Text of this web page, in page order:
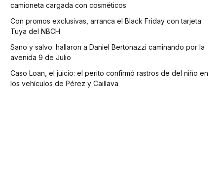
camioneta cargada con cosméticos
Con promos exclusivas, arranca el Black Friday con tarjeta
Tuya del NBCH
Sano y salvo: hallaron a Daniel Bertonazzi caminando por la
avenida 9 de Julio
Caso Loan, el juicio: el perito confirmó rastros de del niño en
los vehículos de Pérez y Caillava